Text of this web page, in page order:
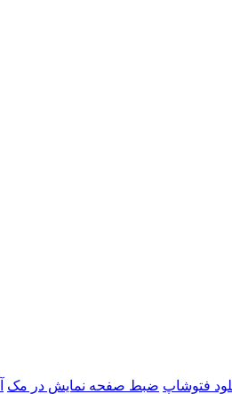
فتوشاپ ضبط صفحه نمایش در مک